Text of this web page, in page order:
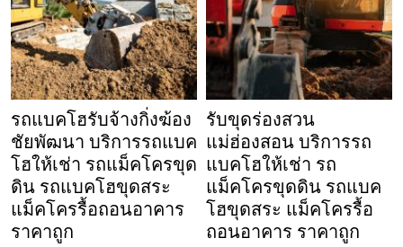
รถแบคโฮรับจ้างกิ่งฆ้อง
ชัยพัฒนา บริการรถแบค
โฮให้เช่า รถแม็คโครขุด
ดิน รถแบคโฮขุดสระ
แม็คโครรื้อถอนอาคาร
ราคาถูก
รับขุดร่องสวน
แม่ฮ่องสอน บริการรถ
แบคโฮให้เช่า รถ
แม็คโครขุดดิน รถแบค
โฮขุดสระ แม็คโครรื้อ
ถอนอาคาร ราคาถูก